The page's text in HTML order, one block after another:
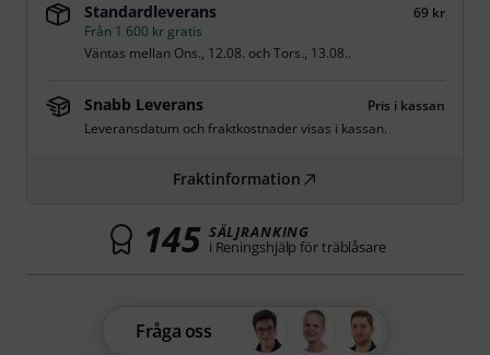
Standardleverans
69 kr
Från 1 600 kr gratis
Väntas mellan Ons., 12.08. ochTors., 13.08..
Snabb Leverans
Pris i kassan
Leveransdatum och fraktkostnader visas i kassan.
Fraktinformation
145 SÄLJRANKING
i Reningshjälp för träblåsare
Fråga oss